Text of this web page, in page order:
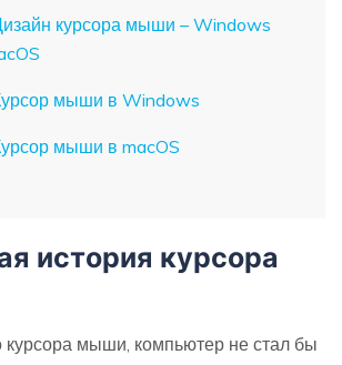
курсора мыши – Windows
мыши в Windows
мыши в macOS
история курсора
мыши, компьютер не стал бы